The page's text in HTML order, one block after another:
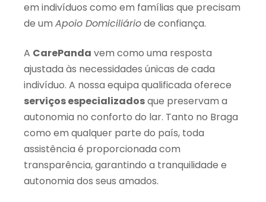
em indivíduos como em famílias que precisam
de um Apoio Domiciliáriode confiança.
A CarePanda vem como uma resposta
ajustada às necessidades únicas de cada
indivíduo. A nossa equipa qualificada oferece
serviços especializadosque preservam a
autonomia no conforto do lar. Tanto no Braga
como em qualquer parte do país, toda
assistência é proporcionada com
transparência, garantindo a tranquilidade e
autonomia dos seus amados.